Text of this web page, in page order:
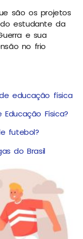
são os projetos
estudante da
e sua
no frio
educação física
Física?
futebol?
do Brasil